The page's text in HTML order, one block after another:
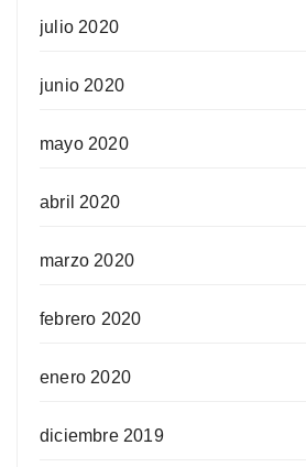
julio 2020
junio 2020
mayo 2020
abril 2020
marzo 2020
febrero 2020
enero 2020
diciembre 2019